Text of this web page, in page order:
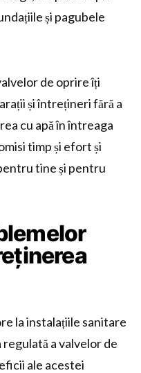
și pagubele
de oprire îți
și întrețineri fără a
cu apă în întreaga
timp și efort și
tine și pentru
la instalațiile sanitare
a valvelor de
ale acestei